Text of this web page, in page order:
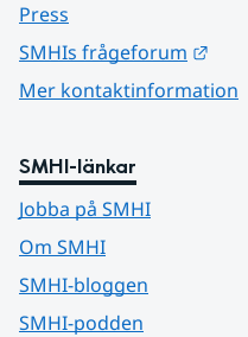
Press
SMHIs frågeforum
Mer kontaktinformation
SMHI-länkar
Jobba på SMHI
Om SMHI
SMHI-bloggen
SMHI-podden